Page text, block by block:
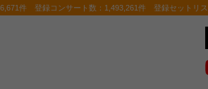
件 登録コンサート数：1,493,261件 登録セットリス